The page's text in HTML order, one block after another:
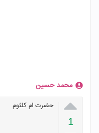
محمد حسین

1
حضرت ام کلثوم